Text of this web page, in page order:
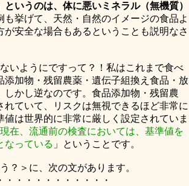
というのは、体に悪いミネラル（無機質）
挙げて、天然・自然のイメージの食品よ
安全な場合もあるということも説明なさ
いようにですって？！私はこれまで食べ
加物・残留農薬・遺伝子組換え食品・放
かし逆なのです。食品添加物・残留農
ていて、リスクは無視できるほど非常に
は世界的に非常に厳しく設定されていま
在、流通前の検査においては、基準値を
なっている 」ということです。
？＞に、次の文があります。
・・・・・・・・・・